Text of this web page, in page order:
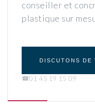
conseiller et
plastique sur
DISCUTONS DE
01 45 19 15 09